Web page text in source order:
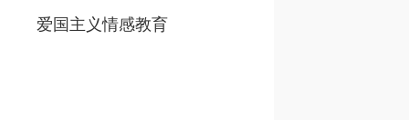
爱国主义情感教育